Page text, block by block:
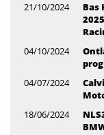
21/10/2024
Bas
04/10/2024
04/07/2024
18/06/2024